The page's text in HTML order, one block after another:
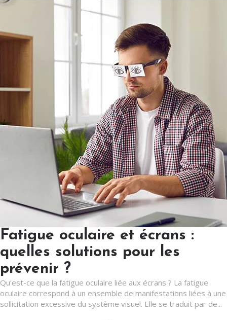
Fatigue oculaire et écrans :
quelles solutions pour les
prévenir ?
Qu’est-ce que la fatigue oculaire liée aux écrans ? La fatigue
oculaire correspond à un ensemble de manifestations liées à une
sollicitation excessive du système visuel. Elle se traduit par de...